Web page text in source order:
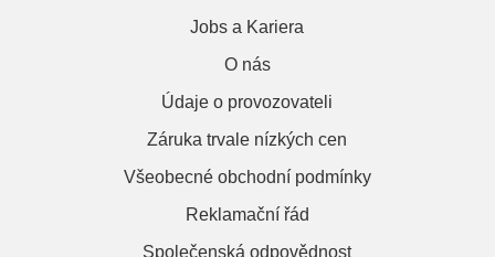
Jobs a Kariera
O nás
Údaje o provozovateli
Záruka trvale nízkých cen
Všeobecné obchodní podmínky
Reklamační řád
Společenská odpovědnost